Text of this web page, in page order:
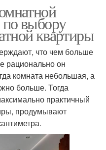
выбору
квартиры
что чем больше
рационально он
комната небольшая, а
больше. Тогда
практичный
продумывают